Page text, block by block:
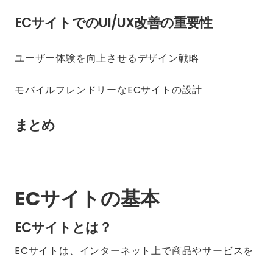
ECサイトでのUI/UX改善の重要性
ユーザー体験を向上させるデザイン戦略
モバイルフレンドリーなECサイトの設計
まとめ
ECサイトの基本
ECサイトとは？
ECサイトは、インターネット上で商品やサービスを